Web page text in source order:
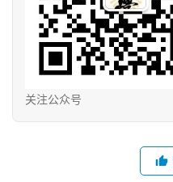
关注公众号